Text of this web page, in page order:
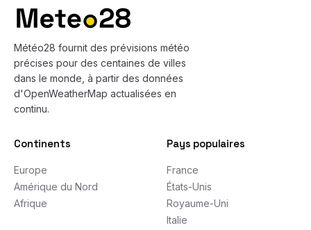
Météo28 fournit des prévisions météo
précises pour des centaines de villes
dans le monde, à partir des données
d'OpenWeatherMap actualisées en
continu.
Continents
Europe
Amérique du Nord
Afrique
Pays populaires
France
États-Unis
Royaume-Uni
Italie